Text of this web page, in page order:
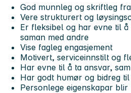
God munnleg og skriftleg
Vere strukturert og
Er fleksibel og har evne til å
saman med andre
Vise fagleg engasjement
Motivert, serviceinnstilt og
Har evne til å ta ansvar,
Har godt humør og bidreg
Personlege eigenskapar